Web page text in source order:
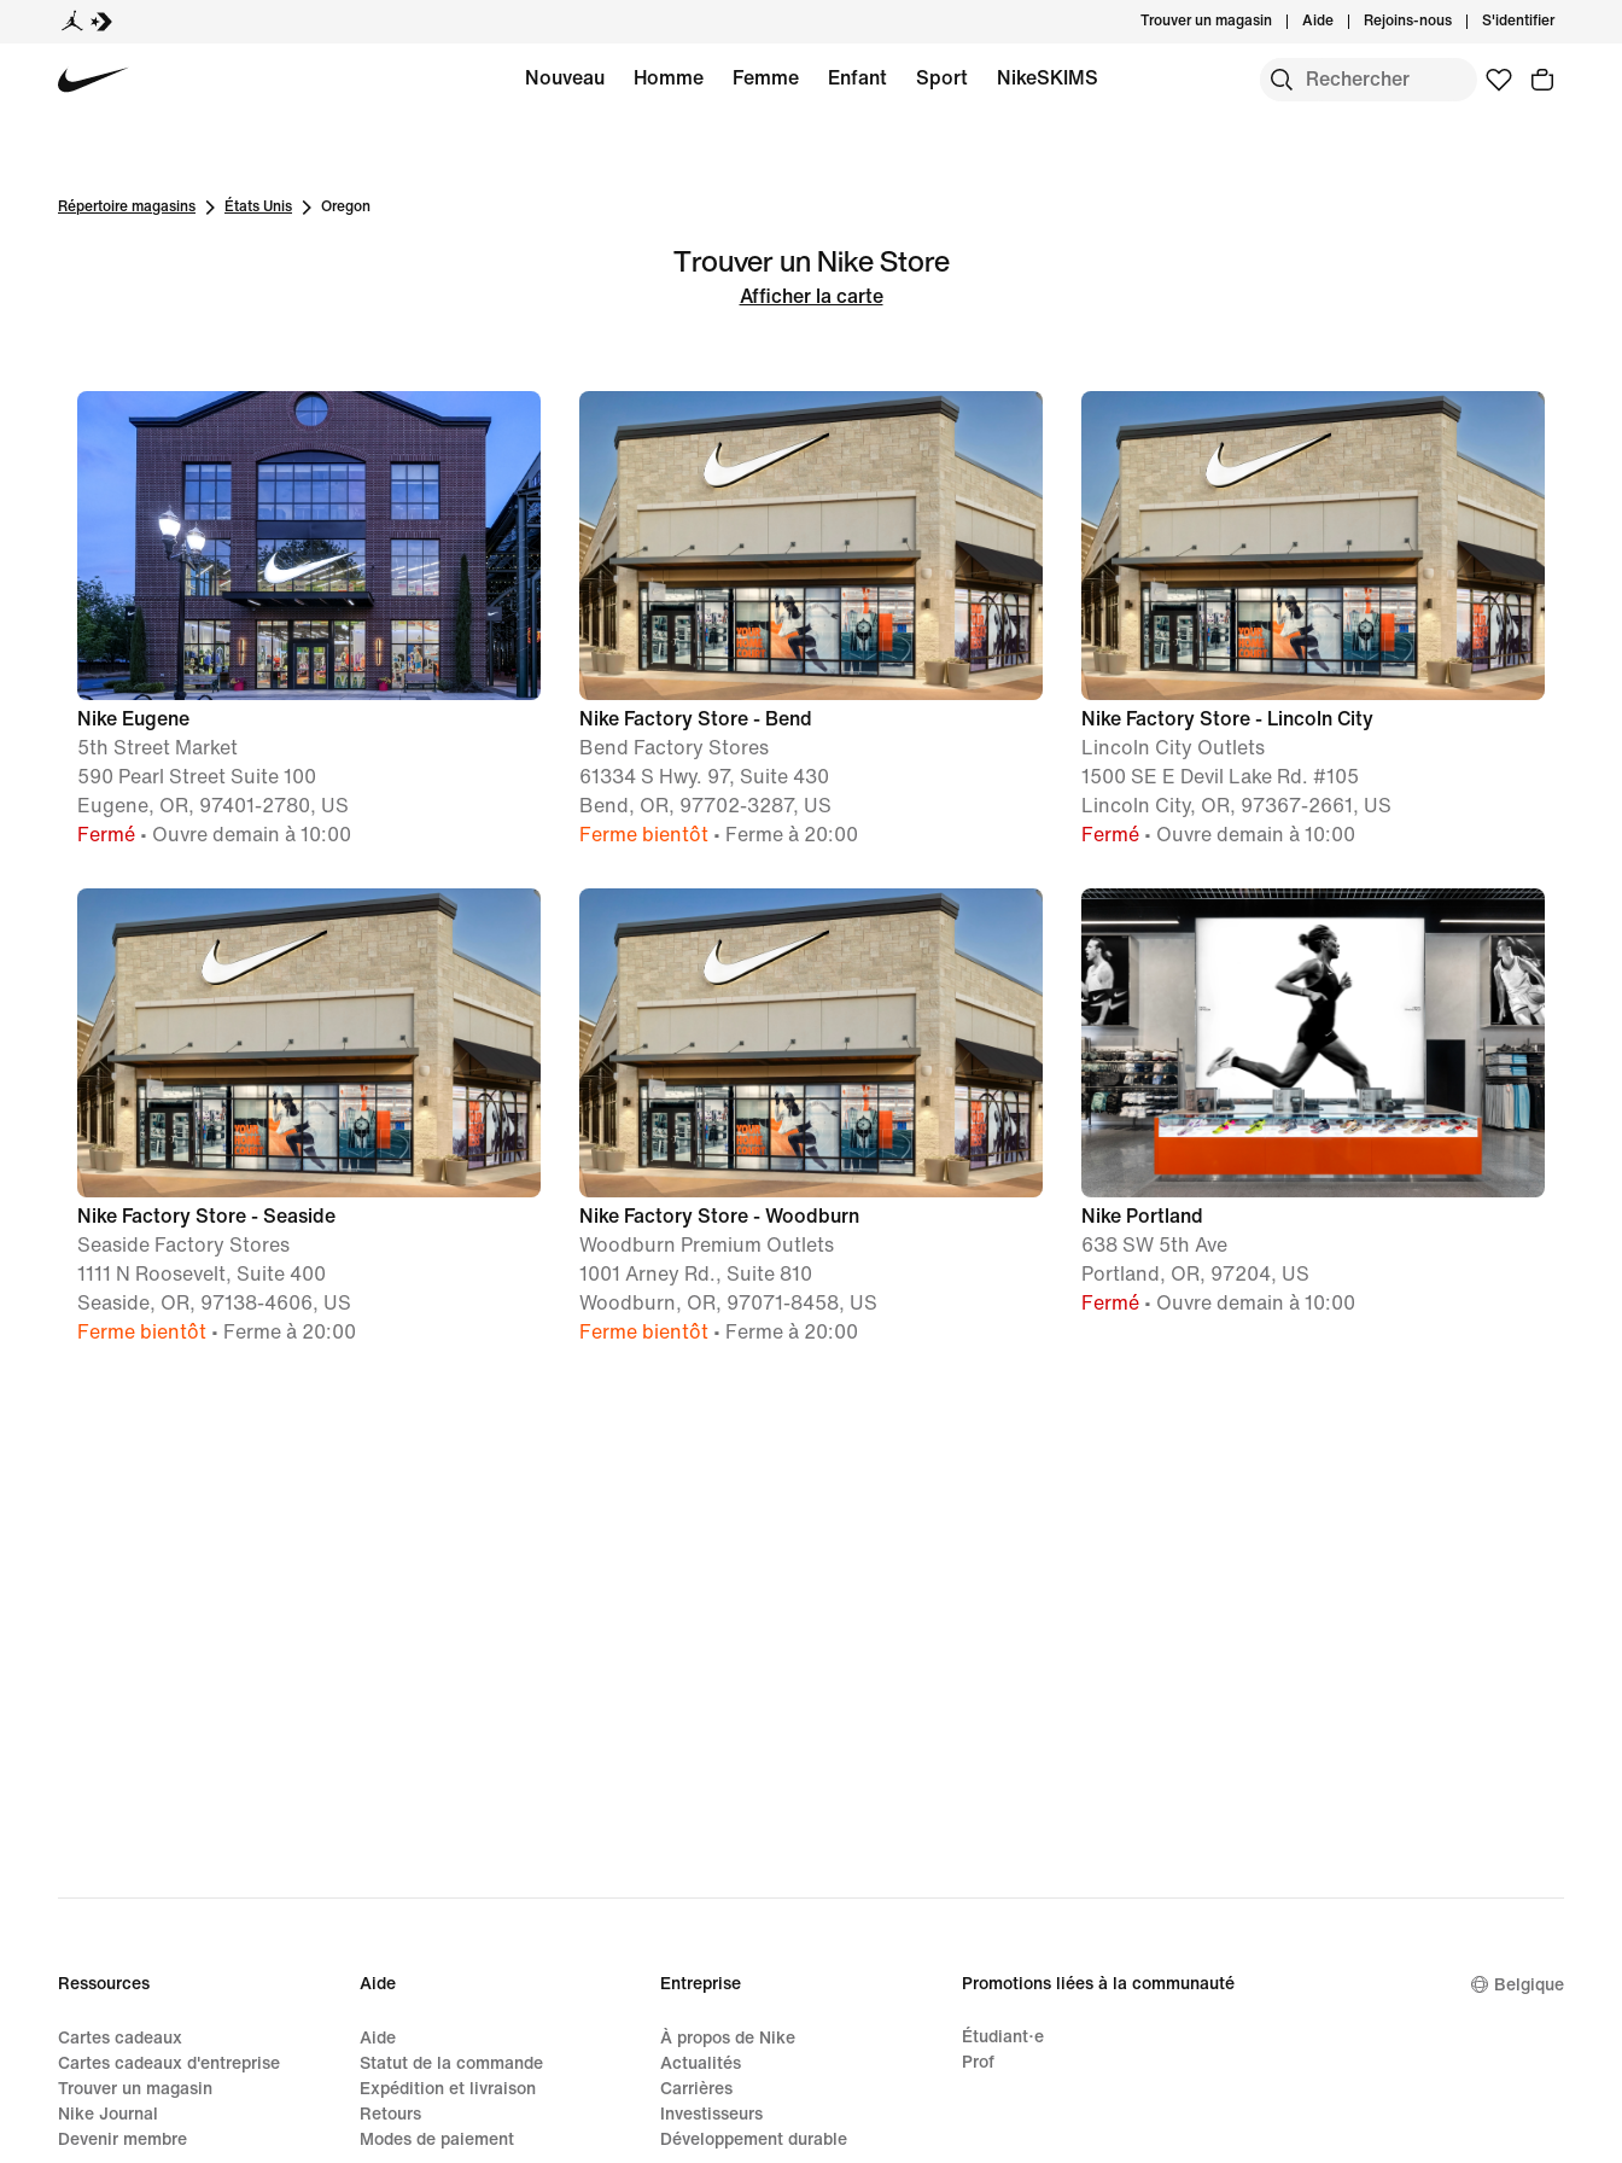
Trouver un magasin Aide Rejoins-nous S'identifier
Nouveau Homme Femme Enfant Sport NikeSKIMS
Répertoire magasins États Unis Oregon
Trouver un Nike Store
Afficher la carte
Nike Eugene
5th Street Market
590 Pearl Street Suite 100
Eugene, OR, 97401-2780, US
Fermé • Ouvre demain à 10:00
Nike Factory Store - Bend
Bend Factory Stores
61334 S Hwy. 97, Suite 430
Bend, OR, 97702-3287, US
Ferme bientôt • Ferme à 20:00
Nike Factory Store - Lincoln City
Lincoln City Outlets
1500 SE E Devil Lake Rd. #105
Lincoln City, OR, 97367-2661, US
Fermé • Ouvre demain à 10:00
Nike Factory Store - Seaside
Seaside Factory Stores
1111 N Roosevelt, Suite 400
Seaside, OR, 97138-4606, US
Ferme bientôt • Ferme à 20:00
Nike Factory Store - Woodburn
Woodburn Premium Outlets
1001 Arney Rd., Suite 810
Woodburn, OR, 97071-8458, US
Ferme bientôt • Ferme à 20:00
Nike Portland
638 SW 5th Ave
Portland, OR, 97204, US
Fermé • Ouvre demain à 10:00
Ressources
Cartes cadeaux
Cartes cadeaux d'entreprise
Trouver un magasin
Nike Journal
Devenir membre
Aide
Aide
Statut de la commande
Expédition et livraison
Retours
Modes de paiement
Entreprise
À propos de Nike
Actualités
Carrières
Investisseurs
Développement durable
Promotions liées à la communauté
Étudiant·e
Prof
Belgique